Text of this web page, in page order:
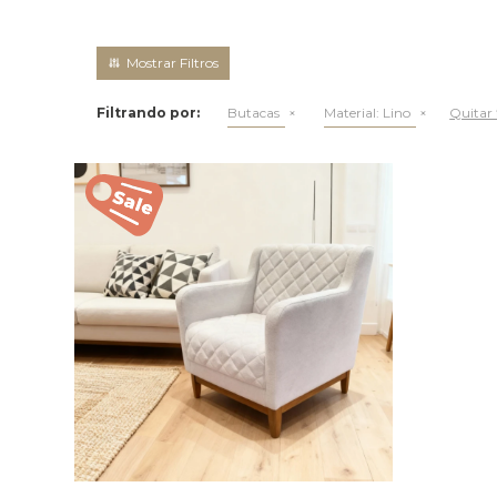
Filtrando por: Butacas Material: Lino Quitar